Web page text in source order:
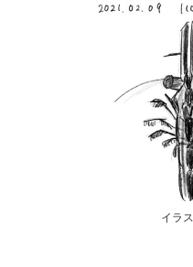
イラ